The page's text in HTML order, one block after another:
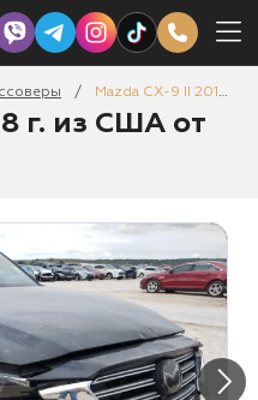
/ Mazda CX-9 II 2018
г. из США от